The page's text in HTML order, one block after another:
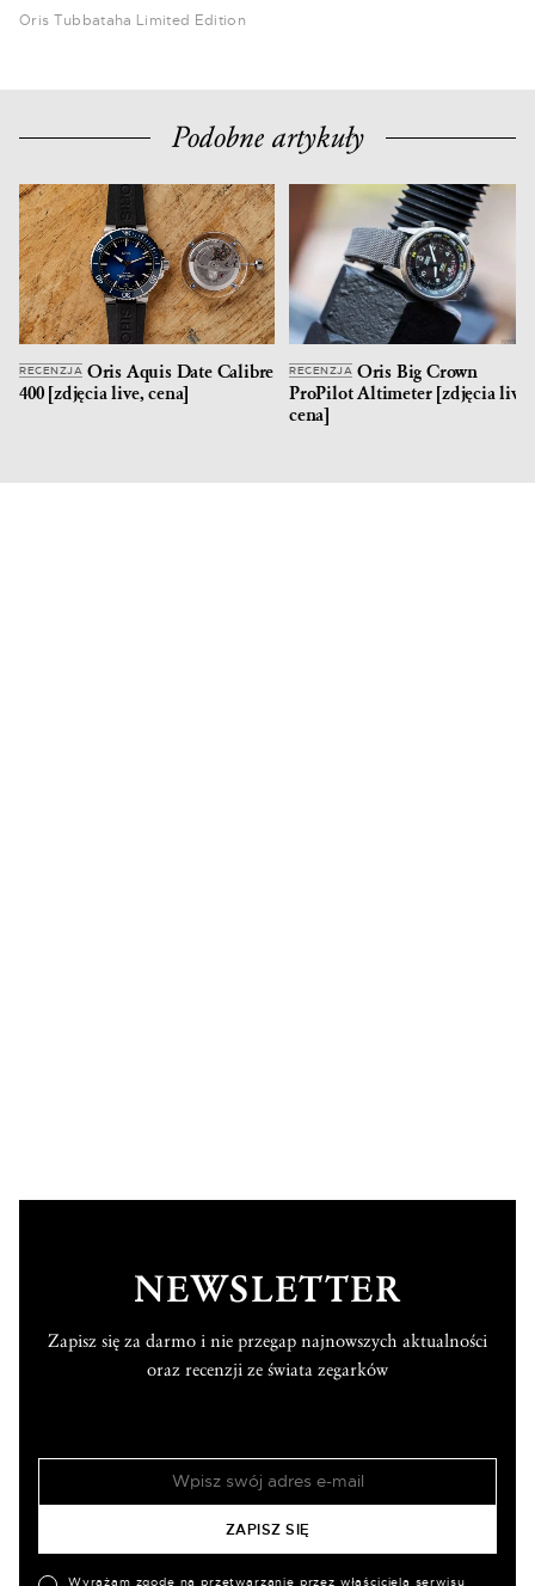
Oris Tubbataha Limited Edition
Podobne artykuły
RECENZJA Oris Aquis Date Calibre
400 [zdjęcia live, cena]
RECENZJA Oris Big Crown
ProPilot Altimeter [zdjęcia live,
cena]
NEWSLETTER
Zapisz się za darmo i nie przegap najnowszych aktualności
oraz recenzji ze świata zegarków
Wyrażam zgodę na przetwarzanie przez właściciela serwisu